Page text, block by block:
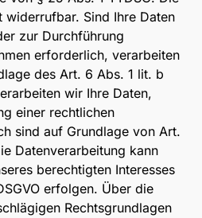
Sind Ihre Daten
zur Durchführung
erforderlich, verarbeiten
des Art. 6 Abs. 1 lit. b
wir Ihre Daten,
einer rechtlichen
sind auf Grundlage von Art.
Datenverarbeitung kann
berechtigten Interesses
erfolgen. Über die
Rechtsgrundlagen